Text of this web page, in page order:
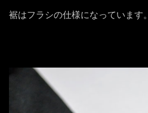
裾はフラシの仕様になっています。